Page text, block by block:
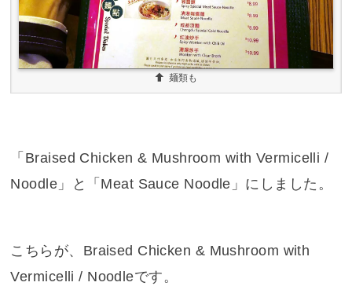
麺類も
「Braised Chicken & Mushroom with Vermicelli /
Noodle」と「Meat Sauce Noodle」にしました。
こちらが、Braised Chicken & Mushroom with
Vermicelli / Noodleです。